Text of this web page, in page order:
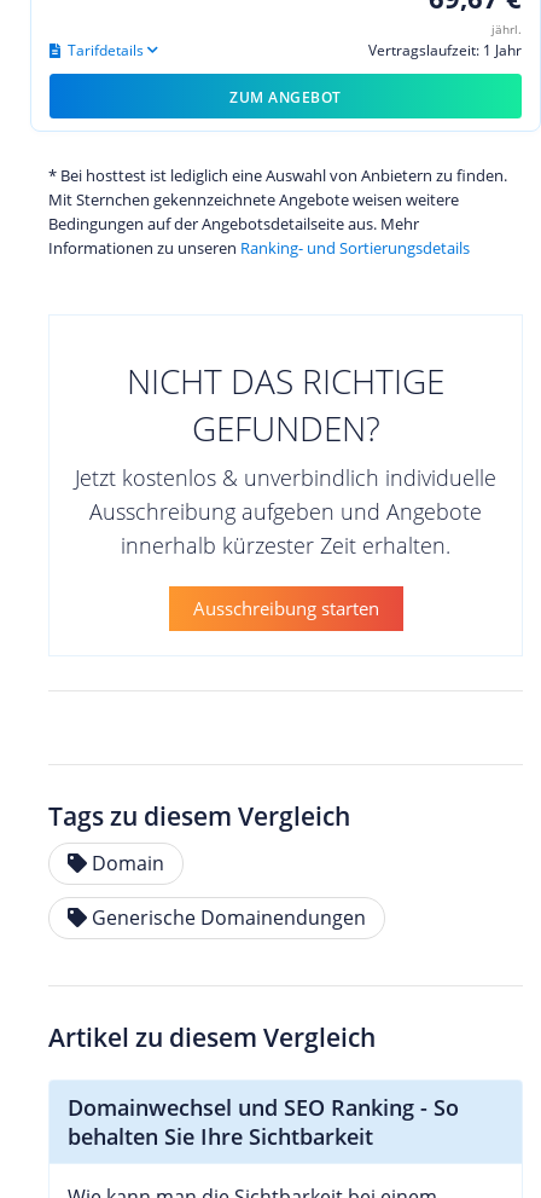
jährl.
Vertragslaufzeit: 1 Jahr
Tarifdetails
ZUM ANGEBOT
* Bei hosttest ist lediglich eine Auswahl von Anbietern zu finden.
Mit Sternchen gekennzeichnete Angebote weisen weitere
Bedingungen auf der Angebotsdetailseite aus. Mehr
Informationen zu unseren Ranking- und Sortierungsdetails
NICHT DAS RICHTIGE
GEFUNDEN?
Jetzt kostenlos & unverbindlich individuelle
Ausschreibung aufgeben und Angebote
innerhalb kürzester Zeit erhalten.
Ausschreibung starten
Tags zu diesem Vergleich
Domain
Generische Domainendungen
Artikel zu diesem Vergleich
Domainwechsel und SEO Ranking - So
behalten Sie Ihre Sichtbarkeit